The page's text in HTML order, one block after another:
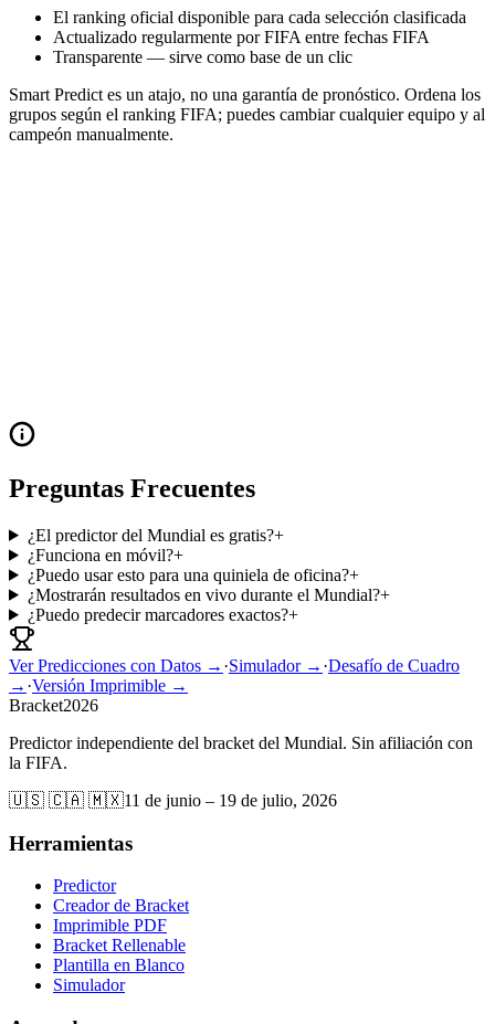
El ranking oficial disponible para cada selección clasificada
Actualizado regularmente por FIFA entre fechas FIFA
Transparente — sirve como base de un clic
Smart Predict es un atajo, no una garantía de pronóstico. Ordena los
grupos según el ranking FIFA; puedes cambiar cualquier equipo y al
campeón manualmente.
Preguntas Frecuentes
¿El predictor del Mundial es gratis?+
¿Funciona en móvil?+
¿Puedo usar esto para una quiniela de oficina?+
¿Mostrarán resultados en vivo durante el Mundial?+
¿Puedo predecir marcadores exactos?+
Ver Predicciones con Datos → ·Simulador → ·Desafío de Cuadro
→ ·Versión Imprimible →
Bracket2026
Predictor independiente del bracket del Mundial. Sin afiliación con
la FIFA.
🇺🇸 🇨🇦 🇲🇽11 de junio – 19 de julio, 2026
Herramientas
Predictor
Creador de Bracket
Imprimible PDF
Bracket Rellenable
Plantilla en Blanco
Simulador